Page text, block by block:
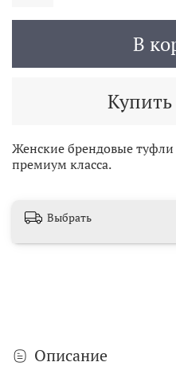
В
Женские брендовые
премиум класса.
Выбрать
Описание